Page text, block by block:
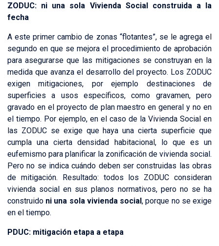
ZODUC: ni una sola Vivienda Social construida a la
fecha
A este primer cambio de zonas “flotantes”, se le agrega el
segundo en que se mejora el procedimiento de aprobación
para asegurarse que las mitigaciones se construyan en la
medida que avanza el desarrollo del proyecto. Los ZODUC
exigen mitigaciones, por ejemplo destinaciones de
superficies a usos específicos, como gravamen, pero
gravado en el proyecto de plan maestro en general y no en
el tiempo. Por ejemplo, en el caso de la Vivienda Social en
las ZODUC se exige que haya una cierta superficie que
cumpla una cierta densidad habitacional, lo que es un
eufemismo para planificar la zonificación de vivienda social.
Pero no se indica cuándo deben ser construidas las obras
de mitigación. Resultado: todos los ZODUC consideran
vivienda social en sus planos normativos, pero no se ha
construido ni una sola vivienda social, porque no se exige
en el tiempo.
PDUC: mitigación etapa a etapa